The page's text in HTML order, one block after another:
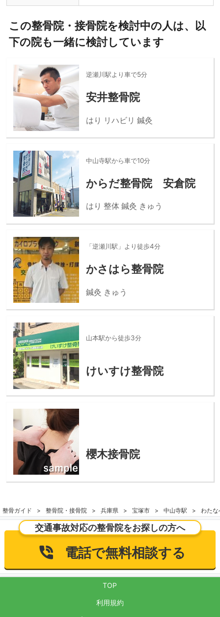
この整骨院・接骨院を検討中の人は、以
下の院も一緒に検討しています
逆瀬川駅より車で5分
安井整骨院
はり リハビリ 鍼灸
中山寺駅から車で10分
からだ整骨院 安倉院
はり 整体 鍼灸 きゅう
「逆瀬川駅」より徒歩4分
かさはら整骨院
鍼灸 きゅう
山本駅から徒歩3分
けいすけ整骨院
櫻木接骨院
整骨ガイド 整骨院・接骨院 兵庫県 宝塚市 中山寺駅 わた
交通事故対応の整骨院をお探しの方へ
電話で無料相談する
TOP
利用規約